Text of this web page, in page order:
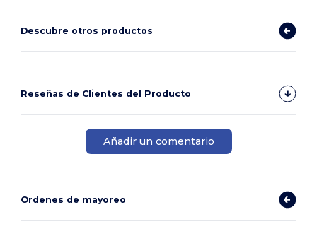
Descubre otros productos
Reseñas de Clientes del Producto
Añadir un comentario
Ordenes de mayoreo